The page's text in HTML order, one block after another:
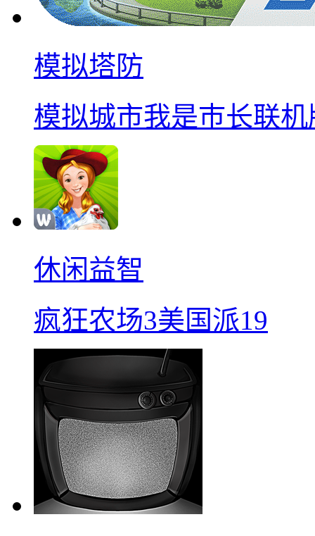
模拟塔防
模拟城市我是巿长联机
休闲益智
疯狂农场3美国派19